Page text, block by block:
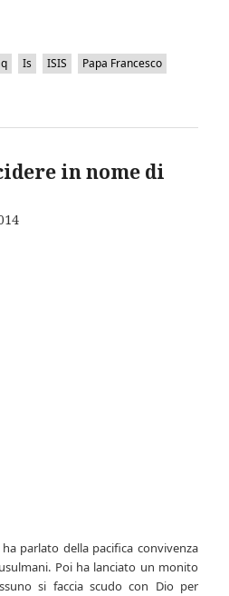
Is ISIS
Papa Francesco
in nome di
parlato della pacifica convivenza
Poi ha lanciato un monito
si faccia scudo con Dio per